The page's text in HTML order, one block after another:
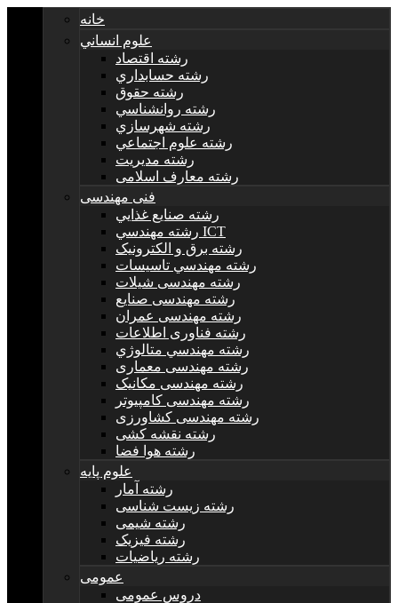
خانه
علوم انساني
رشته اقتصاد
رشته حسابداري
رشته حقوق
رشته روانشناسي
رشته شهرسازي
رشته علوم اجتماعي
رشته مديريت
رشته معارف اسلامی
فنی مهندسی
رشته صنايع غذايي
رشته مهندسي ICT
رشته برق و الکترونيک
رشته مهندسي تاسيسات
رشته مهندسی شیلات
رشته مهندسی صنایع
رشته مهندسی عمران
رشته فناوری اطلاعات
رشته مهندسي متالوژي
رشته مهندسی معماری
رشته مهندسی مکانیک
رشته مهندسی کامپیوتر
رشته مهندسی کشاورزی
رشته نقشه کشی
رشته هوا فضا
علوم پایه
رشته آمار
رشته زیست شناسی
رشته شیمی
رشته فیزیک
رشته ریاضیات
عمومی
دروس عمومی